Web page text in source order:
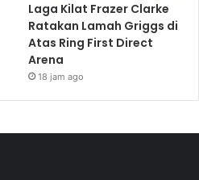
Laga Kilat Frazer Clarke
Ratakan Lamah Griggs di
Atas Ring First Direct
Arena
18 jam ago